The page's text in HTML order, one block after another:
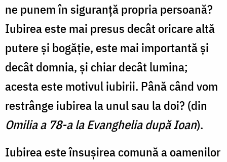
ne punem în siguranţă propria per­soană?
Iubirea este mai presus decât oricare altă
putere şi bogăţie, este mai importantă şi
decât domnia, şi chiar decât lumina;
acesta este motivul iubirii. Până când vom
restrânge iubirea la unul sau la doi? (din
Omilia a 78-a la Evanghelia după Ioan).
Iubirea este însuşirea comună a oamenilor